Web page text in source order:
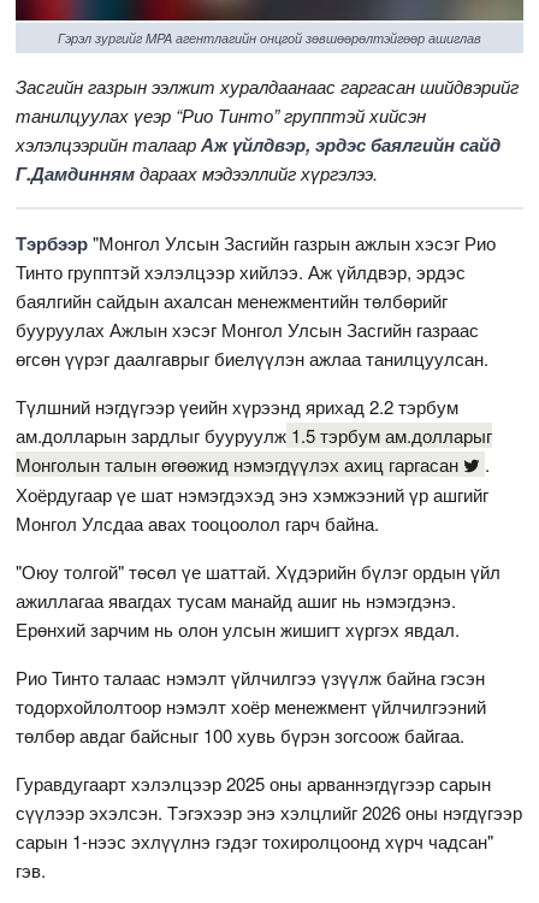
Гэрэл зургийг MPA агентлагийн онцгой зөвшөөрөлтэйгөөр ашиглав
Засгийн газрын ээлжит хуралдаанаас гаргасан шийдвэрийг
танилцуулах үеэр “Рио Тинто” групптэй хийсэн
хэлэлцээрийн талаарАж үйлдвэр, эрдэс баялгийн сайд
Г.Дамдиннямдараах мэдээллийг хүргэлээ.
Тэрбээр"Монгол Улсын Засгийн газрын ажлын хэсэг Рио
Тинто групптэй хэлэлцээр хийлээ. Аж үйлдвэр, эрдэс
баялгийн сайдын ахалсан менежментийн төлбөрийг
бууруулах Ажлын хэсэг Монгол Улсын Засгийн газраас
өгсөн үүрэг даалгаврыг биелүүлэн ажлаа танилцуулсан.
Түлшний нэгдүгээр үеийн хүрээнд ярихад 2.2 тэрбум
ам.долларын зардлыг бууруулж 1.5 тэрбум ам.долларыг
Монголын талын өгөөжид нэмэгдүүлэх ахиц гаргасан
.
Хоёрдугаар үе шат нэмэгдэхэд энэ хэмжээний үр ашгийг
Монгол Улсдаа авах тооцоолол гарч байна.
"Оюу толгой" төсөл үе шаттай. Хүдэрийн бүлэг ордын үйл
ажиллагаа явагдах тусам манайд ашиг нь нэмэгдэнэ.
Ерөнхий зарчим нь олон улсын жишигт хүргэх явдал.
Рио Тинто талаас нэмэлт үйлчилгээ үзүүлж байна гэсэн
тодорхойлолтоор нэмэлт хоёр менежмент үйлчилгээний
төлбөр авдаг байсныг 100 хувь бүрэн зогсоож байгаа.
Гуравдугаарт хэлэлцээр 2025 оны арваннэгдүгээр сарын
сүүлээр эхэлсэн. Тэгэхээр энэ хэлцлийг 2026 оны нэгдүгээр
сарын 1-нээс эхлүүлнэ гэдэг тохиролцоонд хүрч чадсан"
гэв.